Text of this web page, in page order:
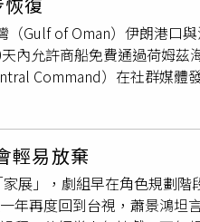
得永續！未來，遠東SOGO
共同擴大永續影響力。
於是否贊成女兒正式出道
）表示：「中國的太空
力的商業太空產業，在全
賴的是「定位、導航與授時
（Low Earth Orbit，LEO）
以及追蹤軍事資產。」報告
探索技術公司（SpaceX）
起超越中國「千帆」與「
證的可重複使用火箭，使
統（BeiDou Navigation
覆蓋範圍，還是海外採用率
復
Gulf of Oman）伊朗港口
內允許商船免費通過荷姆茲
Command）在社群媒體
行動均已停止。」此次解除
忘錄之後進行的。根據協議
目前為止，他們正在履行自
。總部位於比利時布魯塞
載約600萬桶原油。在美
輕易放棄
展」，劇組早在角色規劃
年再度回到台視，蕭景鴻坦